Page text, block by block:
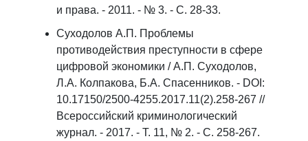
и права. - 2011. - № 3. - С. 28-33.
Суходолов А.П. Проблемы
противодействия преступности в сфере
цифровой экономики / А.П. Суходолов,
Л.А. Колпакова, Б.А. Спасенников. - DOI:
10.17150/2500-4255.2017.11(2).258-267 //
Всероссийский криминологический
журнал. - 2017. - Т. 11, № 2. - С. 258-267.